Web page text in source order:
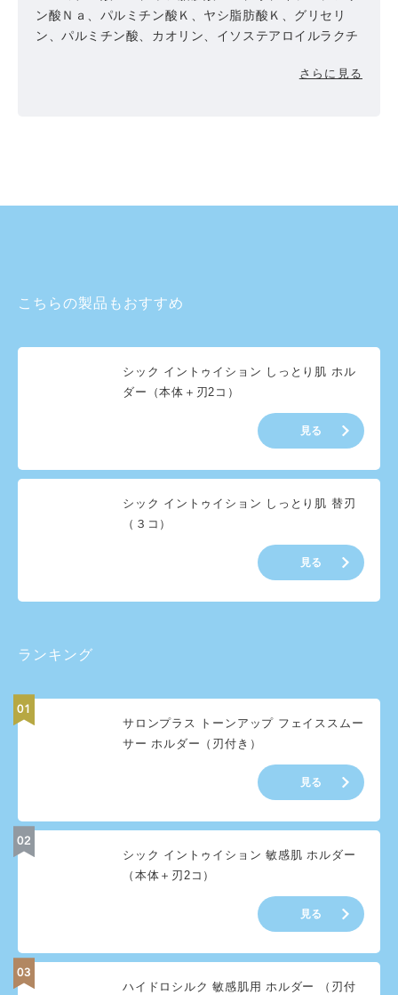
ン酸Ｎａ、パルミチン酸Ｋ、ヤシ脂肪酸Ｋ、グリセリ
ン、パルミチン酸、カオリン、イソステアロイルラクチ
クロース、酸化チタン、塩化Ｎａ、イソステアリン酸、
さらに見る
こちらの製品もおすすめ
シック イントゥイション しっとり肌 ホル
ダー（本体＋刃2コ）
見る
シック イントゥイション しっとり肌 替刃
（３コ）
見る
ランキング
サロンプラス トーンアップ フェイススムー
サー ホルダー（刃付き）
見る
シック イントゥイション 敏感肌 ホルダー
（本体＋刃2コ）
見る
ハイドロシルク 敏感肌用 ホルダー （刃付